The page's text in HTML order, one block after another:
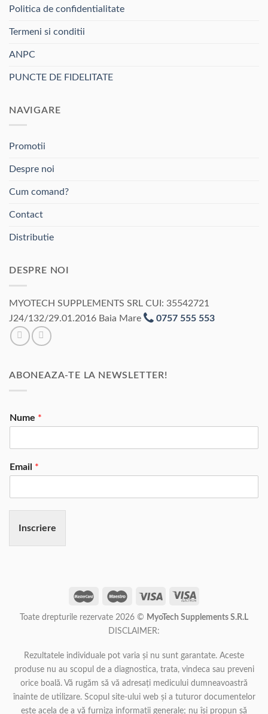
Politica de confidentialitate
Termeni si conditii
ANPC
PUNCTE DE FIDELITATE
NAVIGARE
Promotii
Despre noi
Cum comand?
Contact
Distributie
DESPRE NOI
MYOTECH SUPPLEMENTS SRL CUI: 35542721
J24/132/29.01.2016 Baia Mare
0757 555 553
ABONEAZA-TE LA NEWSLETTER!
Nume *
Email *
Inscriere
Toate drepturile rezervate 2026 © MyoTech Supplements S.R.L
DISCLAIMER:
Rezultatele individuale pot varia și nu sunt garantate. Aceste
produse nu au scopul de a diagnostica, trata, vindeca sau preveni
orice boală. Vă rugăm să vă adresați medicului dumneavoastră
înainte de utilizare. Scopul site-ului web și a tuturor documentelor
este acela de a vă furniza informații generale; nu își propun să